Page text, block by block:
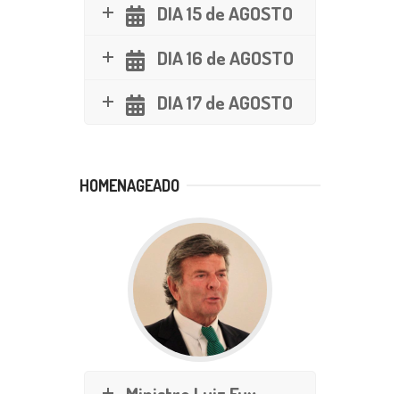
DIA 15 de AGOSTO
DIA 16 de AGOSTO
DIA 17 de AGOSTO
HOMENAGEADO